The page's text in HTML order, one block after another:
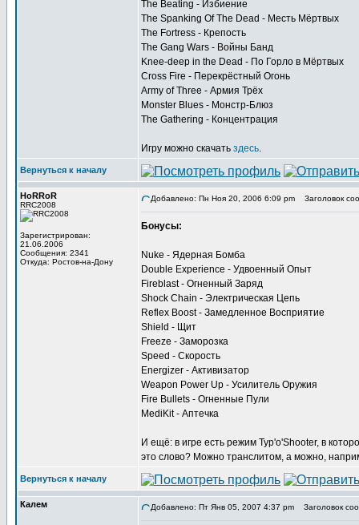
The Beating - Избиение
The Spanking Of The Dead - Месть Мёртвых
The Fortress - Крепость
The Gang Wars - Войны Банд
Knee-deep in the Dead - По Горло в Мёртвых
Cross Fire - Перекрёстный Огонь
Army of Three - Армия Трёх
Monster Blues - Монстр-Блюз
The Gathering - Концентрация
Игру можно скачать здесь.
Вернуться к началу
HoRRoR
RRC2008
Зарегистрирован:
21.06.2006
Сообщения: 2341
Откуда: Ростов-на-Дону
Добавлено: Пн Ноя 20, 2006 6:09 pm Заголовок
Бонусы:
Nuke - Ядерная Бомба
Double Experience - Удвоенный Опыт
Fireblast - Огненный Заряд
Shock Chain - Электрическая Цепь
Reflex Boost - Замедленное Восприятие
Shield - Щит
Freeze - Заморозка
Speed - Скорость
Energizer - Активизатор
Weapon Power Up - Усилитель Оружия
Fire Bullets - Огненные Пули
MediKit - Аптечка
И ещё: в игре есть режим Typ'o'Shooter, в
это слово? Можно транслитом, а можно,
Вернуться к началу
Калем Добавлено: Пт Янв 05, 2007 4:37 pm Заголовок